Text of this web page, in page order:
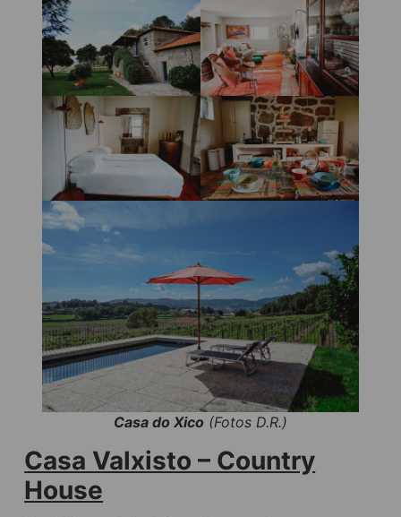
Casa do Xico (Fotos D.R.)
Casa Valxisto – Country
House